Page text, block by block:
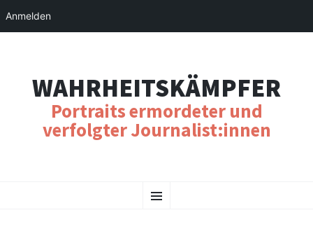
WAHRHEITSKÄMPFER
Portraits ermordeter und
verfolgter Journalist:innen
Menu
TO
Anmelden